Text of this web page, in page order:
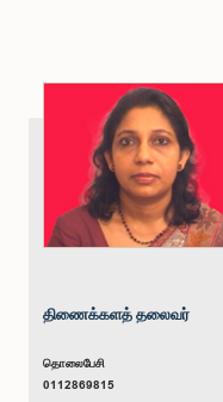
திணைக்களத் தலைவர்
தொலைபேசி
0112869815